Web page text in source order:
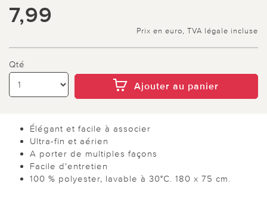
7,99
Prix en euro, TVA légale incluse
Qté
Ajouter au panier
Élégant et facile à associer
Ultra-fin et aérien
A porter de multiples façons
Facile d'entretien
100 % polyester, lavable à 30°C. 180 x 75 cm.